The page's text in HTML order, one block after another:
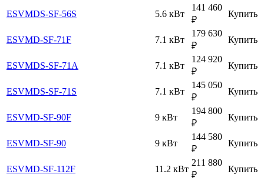
ESVMDS-SF-56S 5.6 кВт
141 460
₽
Купить
ESVMD-SF-71F 7.1 кВт
179 630
₽
Купить
ESVMDS-SF-71A 7.1 кВт
124 920
₽
Купить
ESVMDS-SF-71S 7.1 кВт
145 050
₽
Купить
ESVMD-SF-90F 9 кВт
194 800
₽
Купить
ESVMD-SF-90 9 кВт
144 580
₽
Купить
ESVMD-SF-112F 11.2 кВт
211 880
₽
Купить